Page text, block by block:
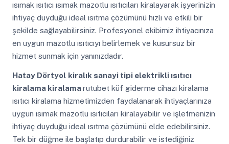
ısımak ısıtıcı ısımak mazotlu ısıtıcıları kiralayarak işyerinizin
ihtiyaç duyduğu ideal ısıtma çözümünü hızlı ve etkili bir
şekilde sağlayabilirsiniz. Profesyonel ekibimiz ihtiyacınıza
en uygun mazotlu ısıtıcıyı belirlemek ve kusursuz bir
hizmet sunmak için yanınızdadır.
Hatay Dörtyol kiralık sanayi tipi elektrikli ısıtıcı
kiralama kiralamarutubet küf giderme cihazı kiralama
ısıtıcı kiralama hizmetimizden faydalanarak ihtiyaçlarınıza
uygun ısımak mazotlu ısıtıcıları kiralayabilir ve işletmenizin
ihtiyaç duyduğu ideal ısıtma çözümünü elde edebilirsiniz.
Tek bir düğme ile başlatıp durdurabilir ve istediğiniz